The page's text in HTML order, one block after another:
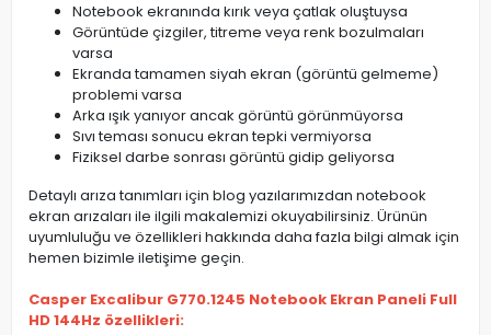
Notebook ekranında kırık veya çatlak oluştuysa
Görüntüde çizgiler, titreme veya renk bozulmaları
varsa
Ekranda tamamen siyah ekran (görüntü gelmeme)
problemi varsa
Arka ışık yanıyor ancak görüntü görünmüyorsa
Sıvı teması sonucu ekran tepki vermiyorsa
Fiziksel darbe sonrası görüntü gidip geliyorsa
Detaylı arıza tanımları için blog yazılarımızdan notebook
ekran arızaları ile ilgili makalemizi okuyabilirsiniz. Ürünün
uyumluluğu ve özellikleri hakkında daha fazla bilgi almak için
hemen bizimle iletişime geçin.
Casper Excalibur G770.1245 Notebook Ekran Paneli Full
HD 144Hz özellikleri: